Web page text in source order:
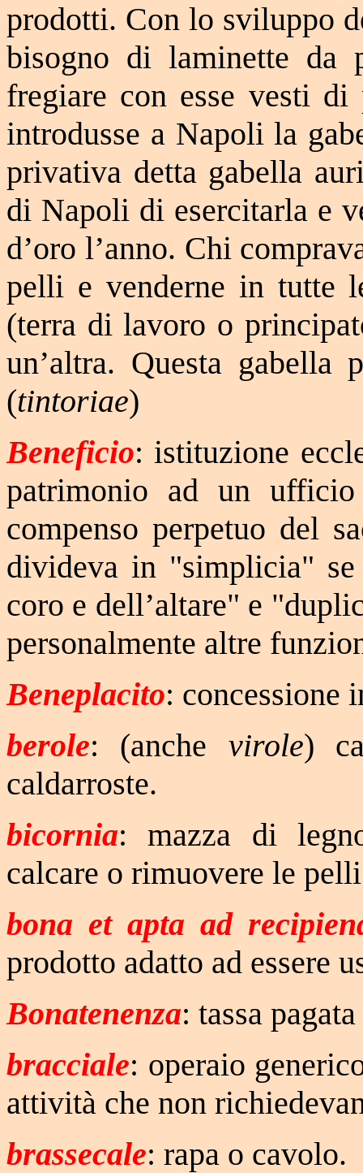
prodotti. Con lo sviluppo
bisogno di laminette
fregiare con esse vesti
introdusse a Napoli la
privativa detta gabella
di Napoli di esercitarla e
d’oro l’anno. Chi
pelli e venderne in tutte
(terra di lavoro o
un’altra. Questa
(tintoriae)
Beneficio: istituzione
patrimonio ad un
compenso perpetuo del
divideva in "simplicia" se
coro e dell’altare" e
personalmente altre
Beneplacito: concessione
berole: (anche virole)
caldarroste.
bicornia: mazza di
calcare o rimuovere le
bona et apta ad
prodotto adatto ad essere
Bonatenenza: tassa
bracciale: operaio
attività che non
brassecale: rapa o cavolo.